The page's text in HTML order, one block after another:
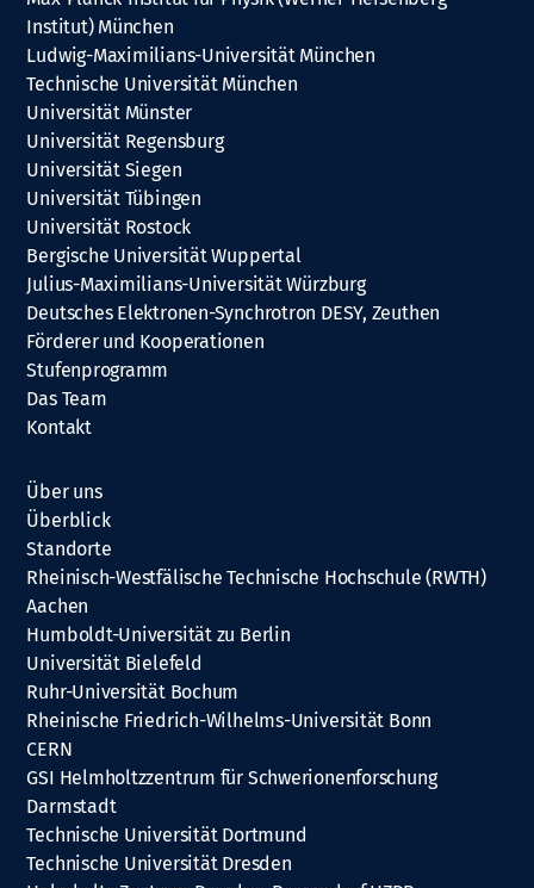
Institut) München
Ludwig-Maximilians-Universität München
Technische Universität München
Universität Münster
Universität Regensburg
Universität Siegen
Universität Tübingen
Universität Rostock
Bergische Universität Wuppertal
Julius-Maximilians-Universität Würzburg
Deutsches Elektronen-Synchrotron DESY, Zeuthen
Förderer und Kooperationen
Stufenprogramm
Das Team
Kontakt
Über uns
Überblick
Standorte
Rheinisch-Westfälische Technische Hochschule (RWTH)
Aachen
Humboldt-Universität zu Berlin
Universität Bielefeld
Ruhr-Universität Bochum
Rheinische Friedrich-Wilhelms-Universität Bonn
CERN
GSI Helmholtzzentrum für Schwerionenforschung
Darmstadt
Technische Universität Dortmund
Technische Universität Dresden